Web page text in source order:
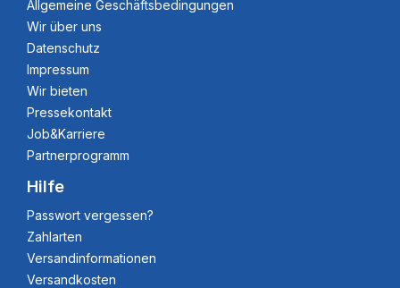
Allgemeine Geschäftsbedingungen
Wir über uns
Datenschutz
Impressum
Wir bieten
Pressekontakt
Job&Karriere
Partnerprogramm
Hilfe
Passwort vergessen?
Zahlarten
Versandinformationen
Versandkosten